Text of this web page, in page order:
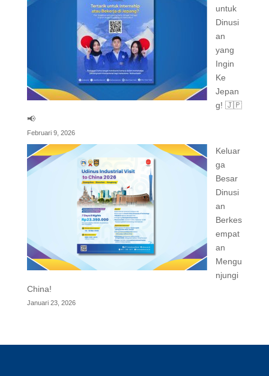
untuk
Dinusi
an
yang
Ingin
Ke
Jepan
g! 🇯🇵
📢
Februari 9, 2026
Keluar
ga
Besar
Dinusi
an
Berkes
empat
an
Mengu
njungi
China!
Januari 23, 2026